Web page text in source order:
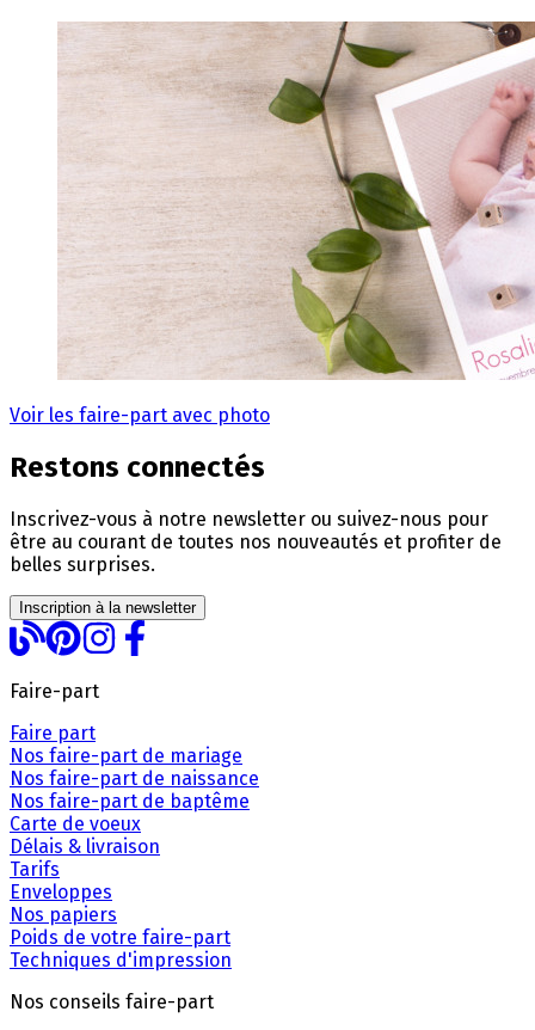
Voir les faire-part avec photo
Restons connectés
Inscrivez-vous à notre newsletter ou suivez-nous pour
être au courant de toutes nos nouveautés et profiter de
belles surprises.
Inscription à la newsletter
Faire-part
Faire part
Nos faire-part de mariage
Nos faire-part de naissance
Nos faire-part de baptême
Carte de voeux
Délais & livraison
Tarifs
Enveloppes
Nos papiers
Poids de votre faire-part
Techniques d'impression
Nos conseils faire-part